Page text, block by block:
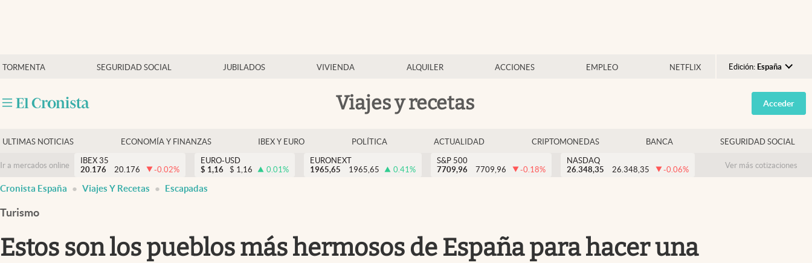
TORMENTA SEGURIDAD SOCIAL JUBILADOS VIVIENDA ALQUILER ACCIONES EMPLEO NETFLIX Edición: España
Argentina
España
USA
Colombia
Viajes y recetas
Economía y finanzas
Criptomonedas
Acceder
ULTIMAS NOTICIAS ECONOMÍA Y FINANZAS IBEX Y EURO POLÍTICA ACTUALIDAD CRIPTOMONEDAS BANCA SEGURIDAD SOCIAL
Ir a mercados online
IBEX 35
20.176
20.176 -0.02%
EURO-USD
$ 1,16 $ 1,16 0.01%
EURONEXT
1965,65
1965,65 0.41%
S&P 500
7709,96
7709,96 -0.18%
NASDAQ
26.348,35
26.348,35 -0.06% Ver más cotizaciones
Cronista España Viajes Y Recetas Escapadas
Turismo
Estos son los pueblos más hermosos de España para hacer una